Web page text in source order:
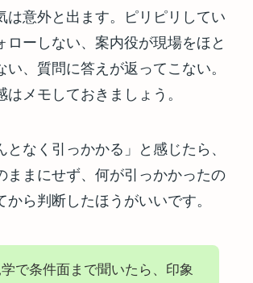
は意外と出ます。ピリピリしてい
ローしない、案内役が現場をほと
い、質問に答えが返ってこない。
はメモしておきましょう。
となく引っかかる」と感じたら、
ままにせず、何が引っかかったの
から判断したほうがいいです。
学で条件面まで聞いたら、印象